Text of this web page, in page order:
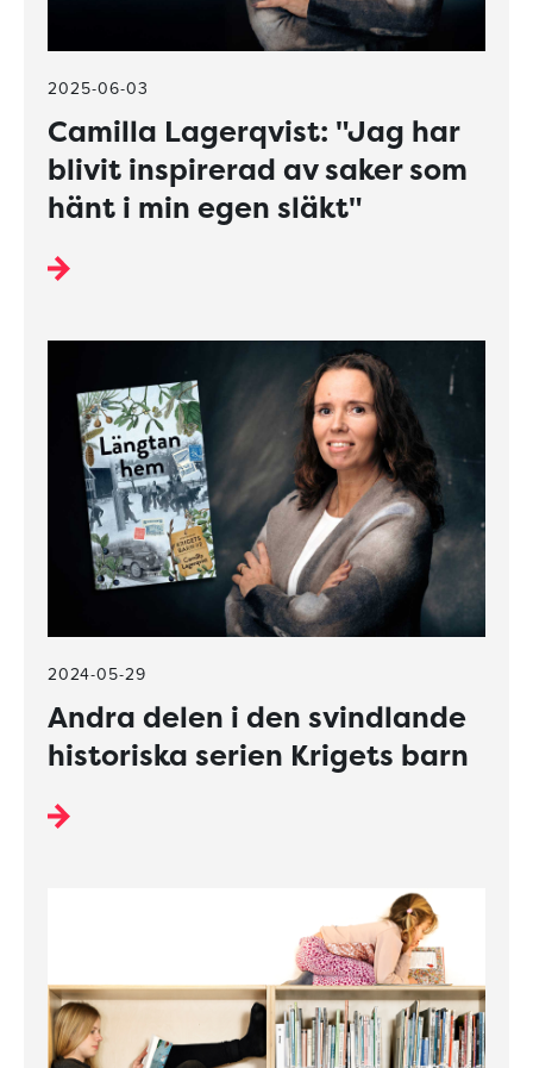
2025-06-03
Camilla Lagerqvist: "Jag har
blivit inspirerad av saker som
hänt i min egen släkt"
2024-05-29
Andra delen i den svindlande
historiska serien Krigets barn